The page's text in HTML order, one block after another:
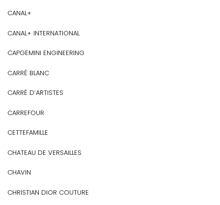
CANAL+
CANAL+ INTERNATIONAL
CAPGEMINI ENGINEERING
CARRÉ BLANC
CARRÉ D’ARTISTES
CARREFOUR
CETTEFAMILLE
CHATEAU DE VERSAILLES
CHAVIN
CHRISTIAN DIOR COUTURE